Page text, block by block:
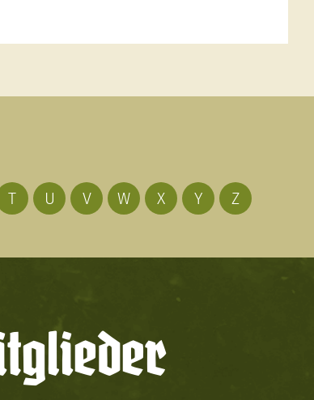
T U V W X Y Z